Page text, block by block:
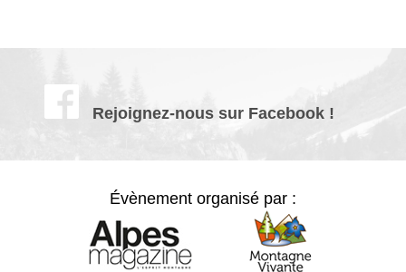
Rejoignez-nous sur Facebook !
Évènement organisé par :